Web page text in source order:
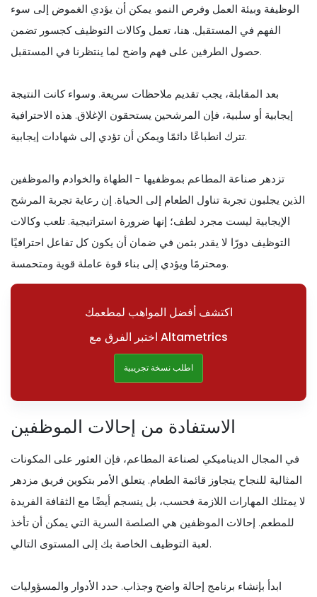
الوظيفة وبيئة العمل وفرص النمو. يمكن أن يؤدي الغموض إلى سوء
الفهم في المستقبل. هنا، تعمل وكالات التوظيف كجسور تضمن
حصول الطرفين على فهم واضح لما ينتظرنا في المستقبل.
بعد المقابلة، يجب تقديم ملاحظات سريعة. وسواء كانت النتيجة
إيجابية أو سلبية، فإن المرشحين يستحقون الإغلاق. هذه الاحترافية
تترك انطباعًا دائمًا ويمكن أن تؤدي إلى شهادات إيجابية.
تزدهر صناعة المطاعم بموظفيها - الطهاة والخوادم والموظفين
الذين يجلبون تجربة تناول الطعام إلى الحياة. إن رعاية تجربة المرشح
الإيجابية ليست مجرد لطف؛ إنها ضرورة استراتيجية. تلعب وكالات
التوظيف دورًا لا يقدر بثمن في ضمان أن يكون كل تفاعل احترافيًا
ومحترمًا ويؤدي إلى بناء قوة عاملة قوية ومتحمسة.
اكتشف أفضل المواهب لمطعمك
اختبر الفرق مع Altametrics
اطلب نسخة تجريبية
الاستفادة من إحالات الموظفين
في المجال الديناميكي لصناعة المطاعم، فإن العثور على المكونات
المثالية للنجاح يتجاوز قائمة الطعام. يتعلق الأمر بتكوين فريق مزدهر
لا يمتلك المهارات اللازمة فحسب، بل ينسجم أيضًا مع الثقافة الفريدة
للمطعم. إحالات الموظفين هي الصلصة السرية التي يمكن أن تأخذ
لعبة التوظيف الخاصة بك إلى المستوى التالي.
ابدأ بإنشاء برنامج إحالة واضح وجذاب. حدد الأدوار والمسؤوليات